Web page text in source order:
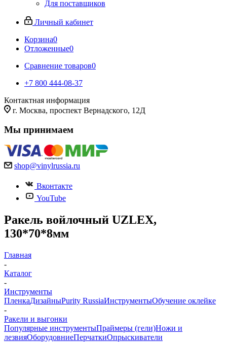
Для поставщиков
Личный кабинет
Корзина0
Отложенные0
Сравнение товаров0
+7 800 444-08-37
Контактная информация
г. Москва, проспект Вернадского, 12Д
Мы принимаем
shop@vinylrussia.ru
Вконтакте
YouTube
Ракель войлочный UZLEX,
130*70*8мм
Главная
-
Каталог
-
Инструменты
ПленкаДизайныPurity RussiaИнструментыОбучение оклейке
-
Ракели и выгонки
Популярные инструментыПраймеры (гели)Ножи и
лезвияОборудовниеПерчаткиОпрыскиватели